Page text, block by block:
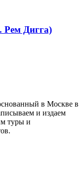
Рем Дигга)
в Москве в
и издаем
туры и